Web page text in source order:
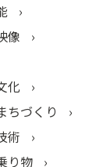
像
化
ちづくり
術
り物